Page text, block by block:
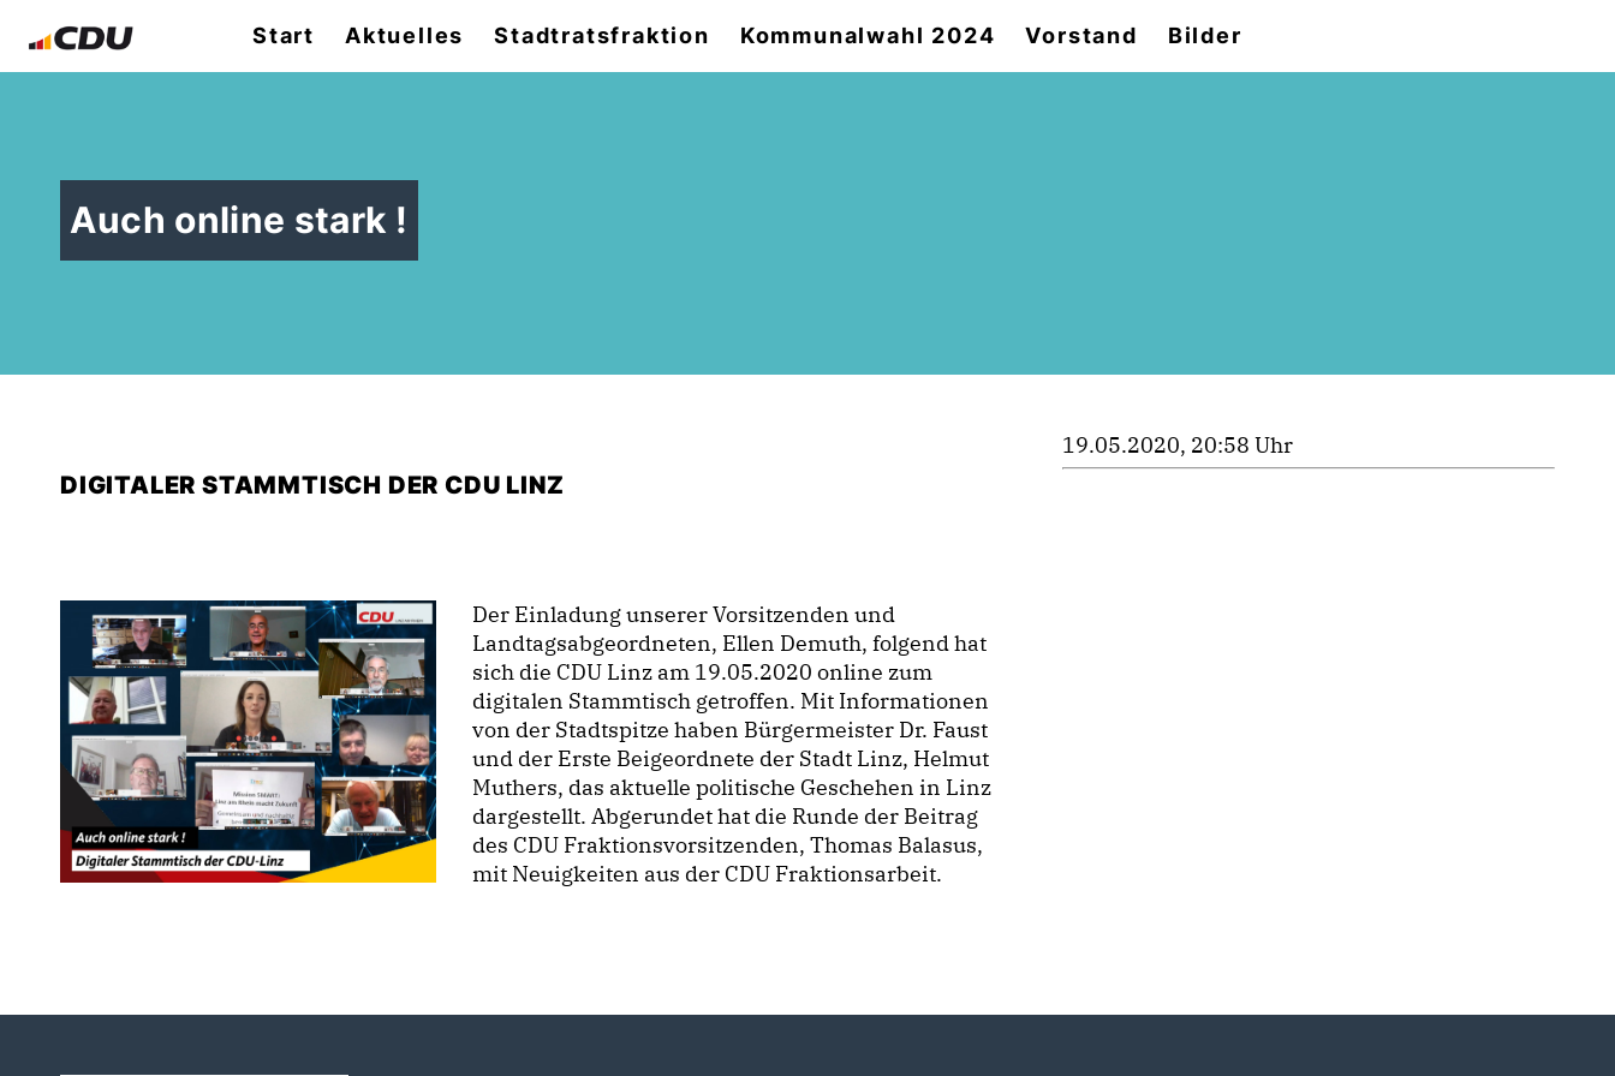
Start Aktuelles Stadtratsfraktion Kommunalwahl 2024 Vorstand Bilder
Auch online stark !
DIGITALER STAMMTISCH DER CDU LINZ
Der Einladung unserer Vorsitzenden und
Landtagsabgeordneten, Ellen Demuth, folgend hat
sich die CDU Linz am 19.05.2020 online zum
digitalen Stammtisch getroffen. Mit Informationen
von der Stadtspitze haben Bürgermeister Dr. Faust
und der Erste Beigeordnete der Stadt Linz, Helmut
Muthers, das aktuelle politische Geschehen in Linz
dargestellt. Abgerundet hat die Runde der Beitrag
des CDU Fraktionsvorsitzenden, Thomas Balasus,
mit Neuigkeiten aus der CDU Fraktionsarbeit.
19.05.2020, 20:58 Uhr